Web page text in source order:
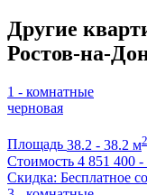
Другие
Ростов-на-
1 - комнатные
черновая
Площадь 38.2 - 38.2 м2
Стоимость 4 851 400
Скидка: Бесплатное